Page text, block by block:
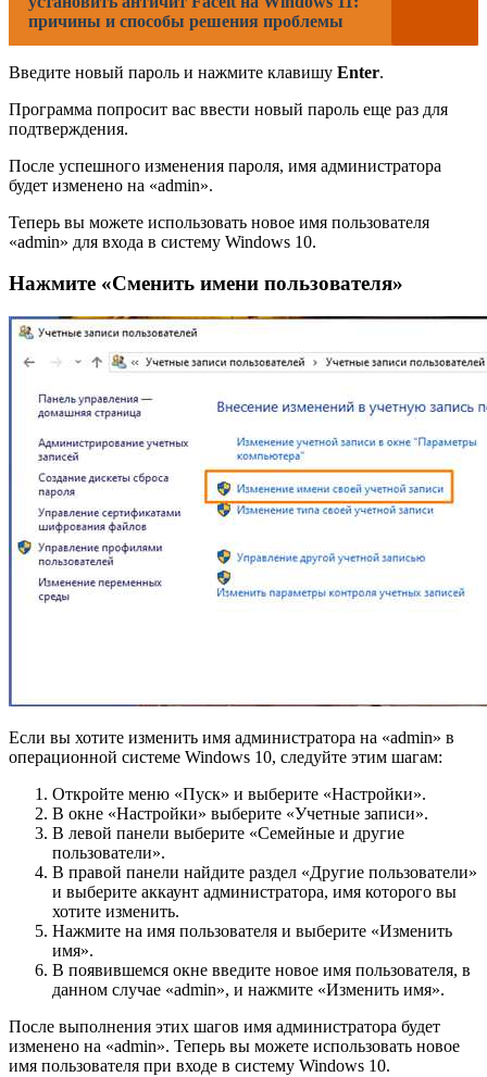
причины и способы решения проблемы
Введите новый пароль и нажмите клавишу Enter.
Программа попросит вас ввести новый пароль еще раз для
подтверждения.
После успешного изменения пароля, имя администратора
будет изменено на «admin».
Теперь вы можете использовать новое имя пользователя
«admin» для входа в систему Windows 10.
Нажмите «Сменить имени пользователя»
Если вы хотите изменить имя администратора на «admin» в
операционной системе Windows 10, следуйте этим шагам:
Откройте меню «Пуск» и выберите «Настройки».
В окне «Настройки» выберите «Учетные записи».
В левой панели выберите «Семейные и другие
пользователи».
В правой панели найдите раздел «Другие пользователи»
и выберите аккаунт администратора, имя которого вы
хотите изменить.
Нажмите на имя пользователя и выберите «Изменить
имя».
В появившемся окне введите новое имя пользователя, в
данном случае «admin», и нажмите «Изменить имя».
После выполнения этих шагов имя администратора будет
изменено на «admin». Теперь вы можете использовать новое
имя пользователя при входе в систему Windows 10.